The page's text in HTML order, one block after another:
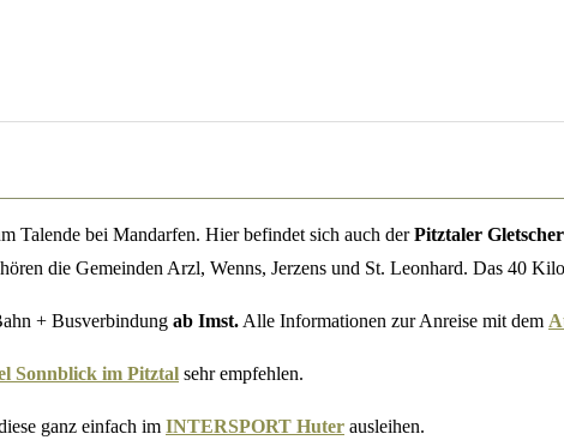
Talende bei Mandarfen. Hier befindet sich auch derPitztaler Gletscher
die Gemeinden Arzl, Wenns, Jerzens und St. Leonhard. Das 40
+ Busverbindung ab Imst. Alle Informationen zur Anreise mit dem
Sonnblick im Pitztal sehr empfehlen.
ganz einfach im INTERSPORT Huter ausleihen.